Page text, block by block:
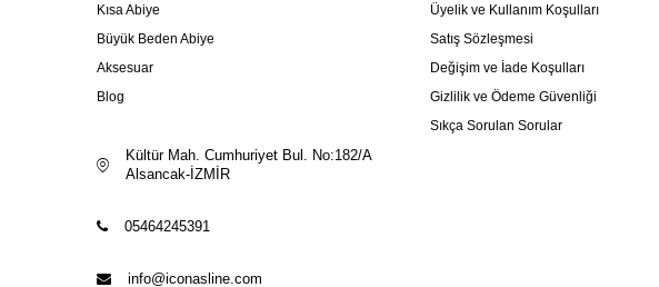
Kısa Abiye
Büyük Beden Abiye
Aksesuar
Blog
Üyelik ve Kullanım Koşulları
Satış Sözleşmesi
Değişim ve İade Koşulları
Gizlilik ve Ödeme Güvenliği
Sıkça Sorulan Sorular
Kültür Mah. Cumhuriyet Bul. No:182/A
Alsancak-İZMİR
05464245391
info@iconasline.com